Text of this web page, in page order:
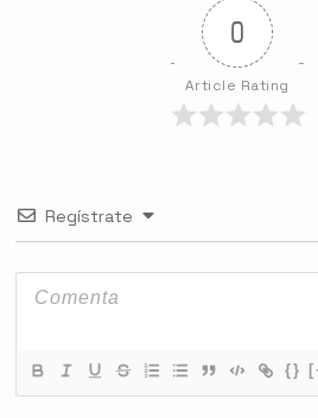
0
Article Rating
Regístrate
{}